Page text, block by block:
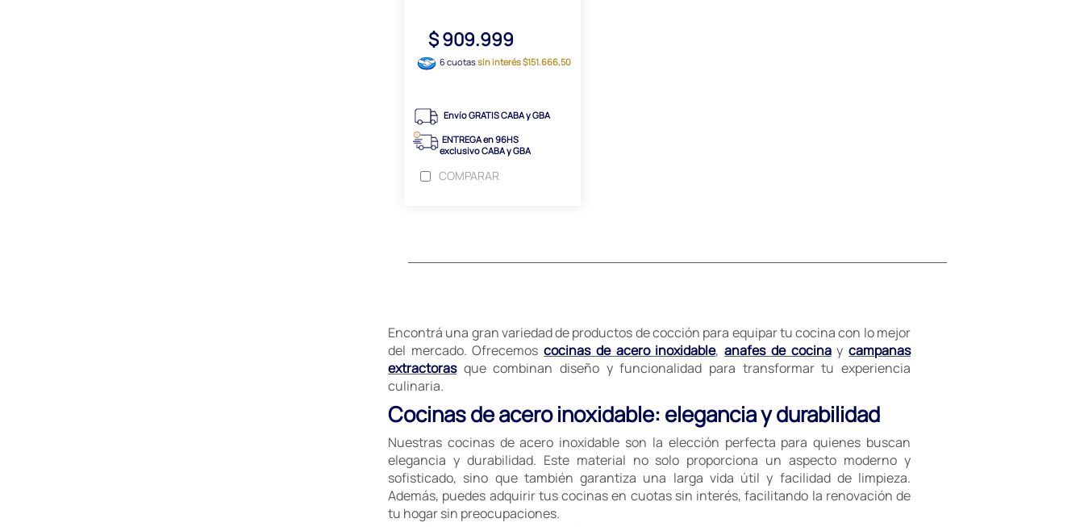
$ 909.999
6 cuotassin interés $151.666,50
Envío GRATIS CABA y GBA
ENTREGA en 96HS
exclusivo CABA y GBA
COMPARAR
Encontrá una gran variedad de productos de cocción para equipar tu cocina con lo mejor
del mercado. Ofrecemoscocinas de acero inoxidable,anafes de cocinaycampanas
extractorasque combinan diseño y funcionalidad para transformar tu experiencia
culinaria.
Cocinas de acero inoxidable: elegancia y durabilidad
Nuestras cocinas de acero inoxidable son la elección perfecta para quienes buscan
elegancia y durabilidad. Este material no solo proporciona un aspecto moderno y
sofisticado, sino que también garantiza una larga vida útil y facilidad de limpieza.
Además, puedes adquirir tus cocinas en cuotas sin interés, facilitando la renovación de
tu hogar sin preocupaciones.